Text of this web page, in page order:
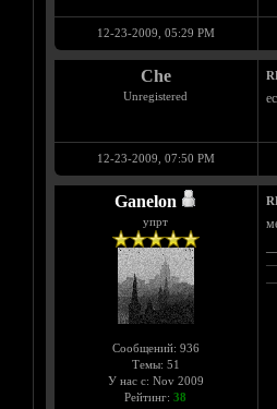
12-23-2009, 05:29 PM
Che
Unregistered
12-23-2009, 07:50 PM
Ganelon
упрт
Сообщений: 936
Темы: 51
У нас с: Nov 2009
Рейтинг: 38
—
—